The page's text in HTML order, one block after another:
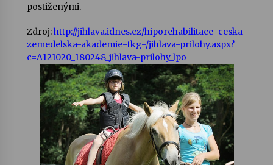
postiženými.
Zdroj:http://jihlava.idnes.cz/hiporehabilitace-ceska-
zemedelska-akademie-fkg-/jihlava-prilohy.aspx?
c=A121020_180248_jihlava-prilohy_lpo